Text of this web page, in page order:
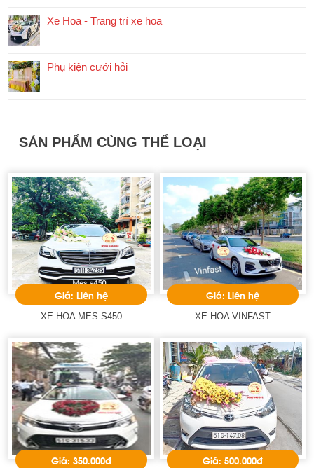
Xe Hoa - Trang trí xe hoa
Phụ kiện cưới hỏi
SẢN PHẨM CÙNG THỂ LOẠI
Giá: Liên hệ
XE HOA MES S450
Giá: Liên hệ
XE HOA VINFAST
Giá: 350.000đ Giá: 500.000đ